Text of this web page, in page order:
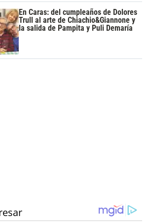
En Caras: del cumpleaños de Dolores
Trull al arte de Chiachio&Giannone y
la salida de Pampita y Puli Demaría